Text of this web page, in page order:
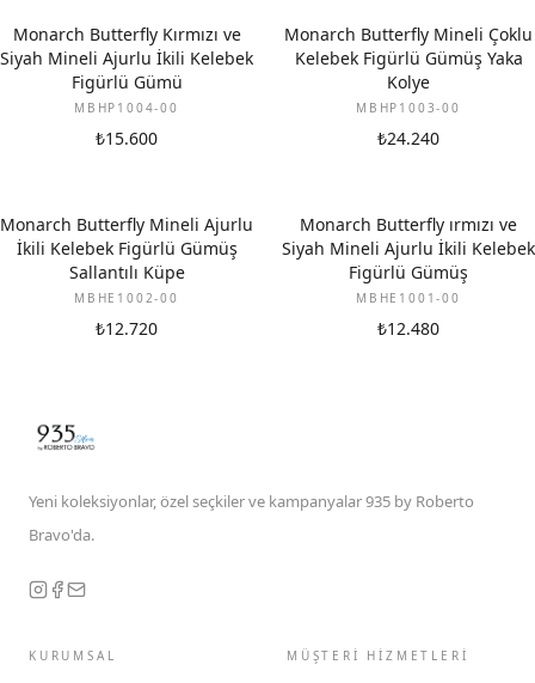
Monarch Butterfly Kırmızı ve
Siyah Mineli Ajurlu İkili Kelebek
Figürlü Gümü
MBHP1004-00
₺15.600
Monarch Butterfly Mineli Çoklu
Kelebek Figürlü Gümüş Yaka
Kolye
MBHP1003-00
₺24.240
Monarch Butterfly Mineli Ajurlu
İkili Kelebek Figürlü Gümüş
Sallantılı Küpe
MBHE1002-00
₺12.720
Monarch Butterfly ırmızı ve
Siyah Mineli Ajurlu İkili Kelebek
Figürlü Gümüş
MBHE1001-00
₺12.480
Yeni koleksiyonlar, özel seçkiler ve kampanyalar 935 by Roberto
Bravo'da.
KURUMSAL MÜŞTERİ HİZMETLERİ